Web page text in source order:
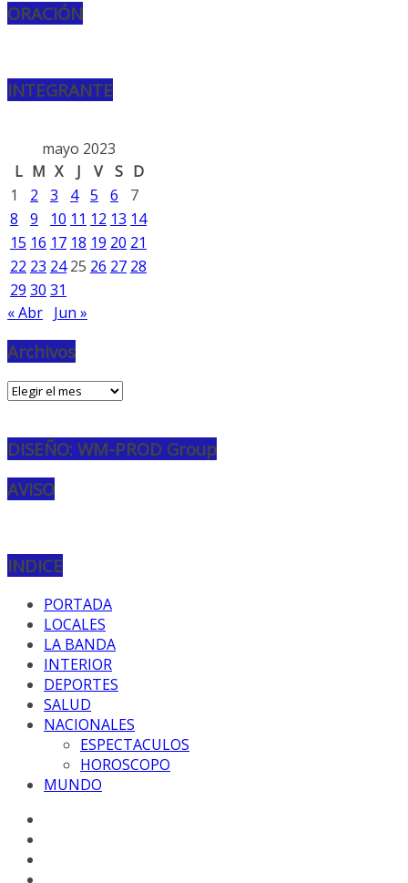
ORACIÓN
INTEGRANTE
mayo 2023
L M X J V S D
1
2 3 4 5 6
7
8
9 10 11 12 13 14
15 16 17 18 19 20 21
22 23 24 25 26 27 28
29 30 31
« Abr Jun »
Archivos
Archivos
DISEÑO: WM-PROD Group
AVISO
INDICE
PORTADA
LOCALES
LA BANDA
INTERIOR
DEPORTES
SALUD
NACIONALES
ESPECTACULOS
HOROSCOPO
MUNDO